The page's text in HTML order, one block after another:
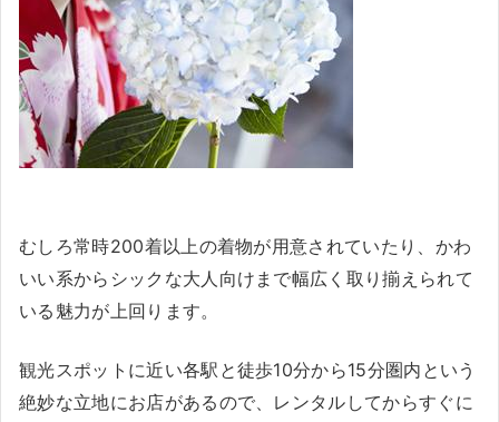
むしろ常時200着以上の着物が用意されていたり、かわ
いい系からシックな大人向けまで幅広く取り揃えられて
いる魅力が上回ります。
観光スポットに近い各駅と徒歩10分から15分圏内という
絶妙な立地にお店があるので、レンタルしてからすぐに